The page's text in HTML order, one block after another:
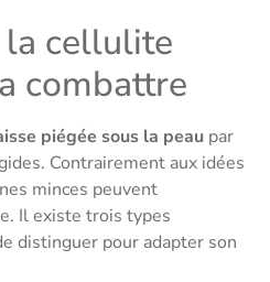
la cellulite
combattre
piégée sous la peau par
Contrairement aux idées
minces peuvent
Il existe trois types
distinguer pour adapter son